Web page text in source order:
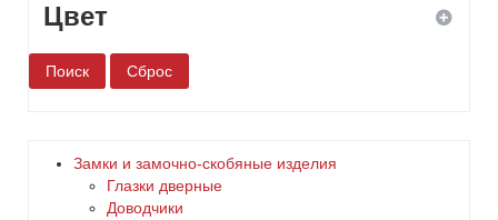
Цвет
белый
Замки и замочно-скобяные изделия
Глазки дверные
Доводчики